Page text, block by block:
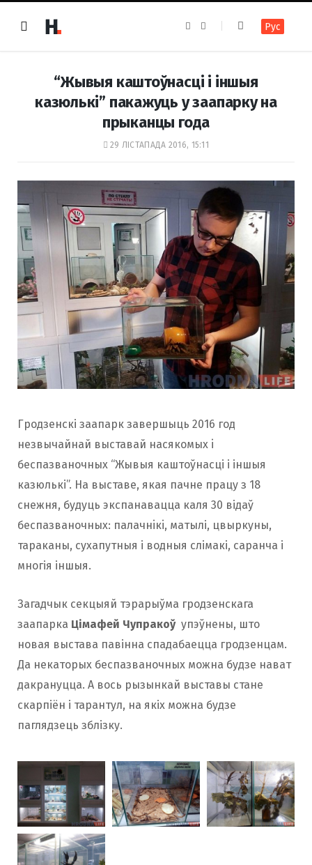
e
o
k
t
a
m
Рус
“Жывыя каштоўнасці і іншыя
казюлькі” пакажуць у заапарку на
прыканцы года
29 ЛІСТАПАДА 2016, 15:11
Гродзенскі заапарк завершыць 2016 год
незвычайнай выставай насякомых i
беспазваночных “Жывыя каштоўнасці і іншыя
казюлькі”. На выставе, якая пачне працу з 18
снежня, будуць экспанавацца каля 30 відаў
беспазваночных: палачнiкi, матылі, цвыркуны,
тараканы, сухапутныя і водныя слімакі, саранча і
многія іншыя.
Загадчык секцыяй тэрарыўма гродзенскага
заапарка Цімафей Чупракоў упэўнены, што
новая выстава павінна спадабаецца гродзенцам.
Да некаторых беспазваночных можна будзе нават
дакрануцца. А вось рызынкай выставы стане
скарпіён і тарантул, на якіх можна будзе
паглядзець зблізку.